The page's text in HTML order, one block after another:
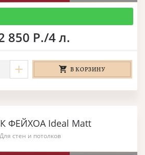
850 Р./4 л.
В КОРЗИНУ
ФЕЙХОА Ideal Matt
Для стен и потолков